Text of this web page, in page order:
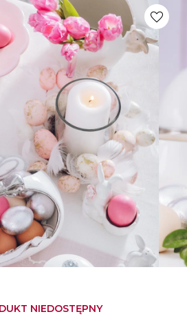
NIEDOSTĘPNY
favorite